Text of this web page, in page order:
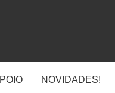
NOVIDADES!